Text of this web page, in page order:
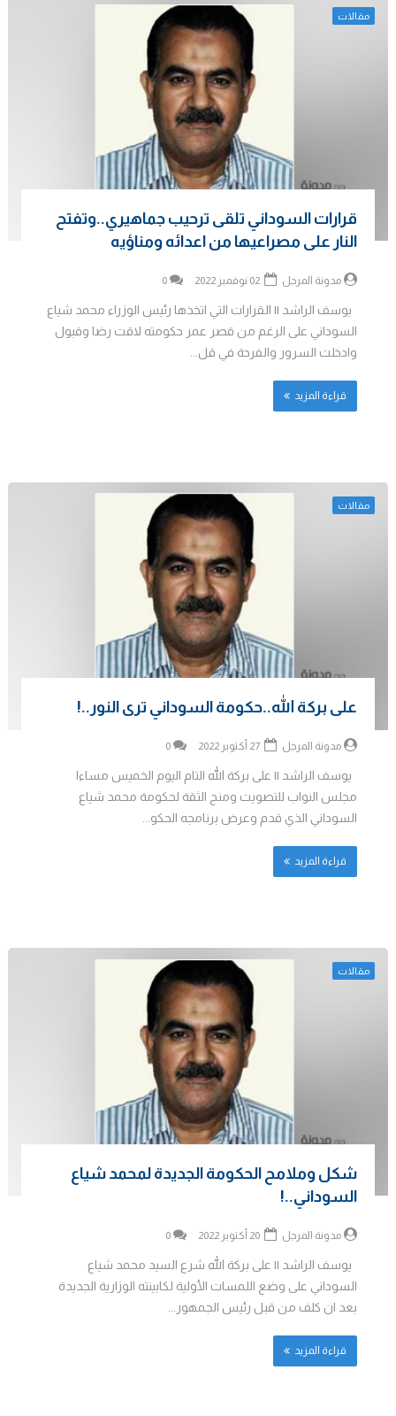
مقالات
قرارات السوداني تلقى ترحيب جماهيري..وتفتح
النار على مصراعيها من اعدائه ومناؤيه
مدونة المرجل 0
يوسف الراشد || القرارات التي اتخذها رئيس الوزراء محمد شياع
السوداني على الرغم من قصر عمر حكومته لاقت رضا وقبول
وادخلت السرور والفرحة في قل...
قراءة المزيد
مقالات
على بركة الله..حكومة السوداني ترى النور..!
مدونة المرجل 0
يوسف الراشد || على بركة الله التام اليوم الخميس مساءا
مجلس النواب للتصويت ومنح الثقة لحكومة محمد شياع
السوداني الذي قدم وعرض برنامجه الحكو...
قراءة المزيد
مقالات
شكل وملامح الحكومة الجديدة لمحمد شياع
السوداني..!
مدونة المرجل 0
يوسف الراشد || على بركة الله شرع السيد محمد شياع
السوداني على وضع اللمسات الأولية لكابينته الوزارية الجديدة
بعد ان كلف من قبل رئيس الجمهور...
قراءة المزيد